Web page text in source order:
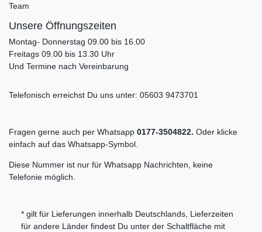
Team
Unsere Öffnungszeiten
Montag- Donnerstag 09.00 bis 16.00
Freitags 09.00 bis 13.30 Uhr
Und Termine nach Vereinbarung
Telefonisch erreichst Du uns unter: 05603 9473701
Fragen gerne auch per Whatsapp 0177-3504822. Oder klicke
einfach auf das Whatsapp-Symbol.
Diese Nummer ist nur für Whatsapp Nachrichten, keine
Telefonie möglich.
* gilt für Lieferungen innerhalb Deutschlands, Lieferzeiten
für andere Länder findest Du unter der Schaltfläche mit